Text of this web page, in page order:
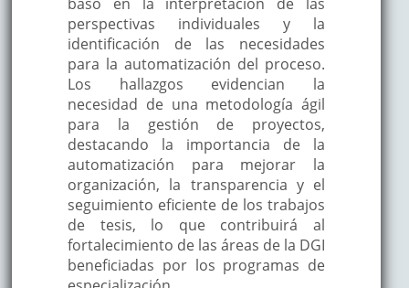
perspectivas individuales y la
identificación de las necesidades
para la automatización del proceso.
Los hallazgos evidencian la
necesidad de una metodología ágil
para la gestión de proyectos,
destacando la importancia de la
automatización para mejorar la
organización, la transparencia y el
seguimiento eficiente de los trabajos
de tesis, lo que contribuirá al
fortalecimiento de las áreas de la DGI
beneficiadas por los programas de